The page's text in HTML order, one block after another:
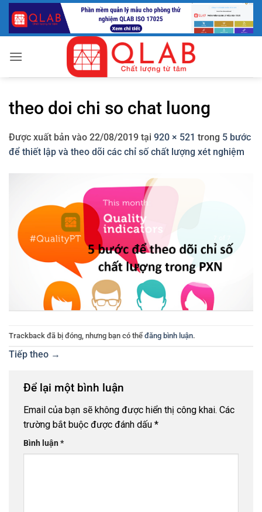
Bỏ
qua
nội
dung
theo doi chi so chat luong
Được xuất bản vào 22/08/2019 tại 920 × 521 trong 5 bước
để thiết lập và theo dõi các chỉ số chất lượng xét nghiệm
Trackback đã bị đóng, nhưng bạn có thể đăng bình luận.
Tiếp theo →
Để lại một bình luận
Email của bạn sẽ không được hiển thị công khai. Các
trường bắt buộc được đánh dấu *
Bình luận*